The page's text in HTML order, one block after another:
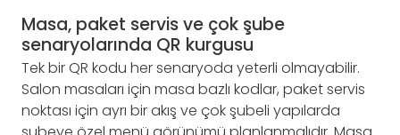
Masa, paket servis ve çok şube
senaryolarında QR kurgusu
Tek bir QR kodu her senaryoda yeterli olmayabilir.
Salon masaları için masa bazlı kodlar, paket servis
noktası için ayrı bir akış ve çok şubeli yapılarda